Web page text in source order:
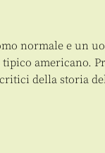
normale e un
tipico americano.
della storia